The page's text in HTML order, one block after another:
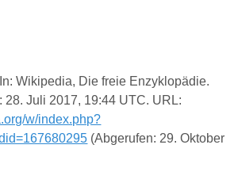
Wikipedia, Die freie Enzyklopädie.
28. Juli 2017, 19:44 UTC. URL:
w/index.php?
(Abgerufen: 29. Oktober